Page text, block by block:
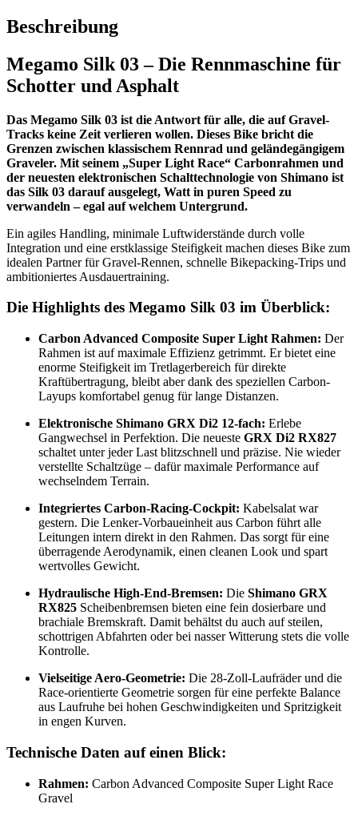
Beschreibung
Megamo Silk 03 – Die Rennmaschine für
Schotter und Asphalt
Das Megamo Silk 03 ist die Antwort für alle, die auf Gravel-
Tracks keine Zeit verlieren wollen. Dieses Bike bricht die
Grenzen zwischen klassischem Rennrad und geländegängigem
Graveler. Mit seinem „Super Light Race“ Carbonrahmen und
der neuesten elektronischen Schalttechnologie von Shimano ist
das Silk 03 darauf ausgelegt, Watt in puren Speed zu
verwandeln – egal auf welchem Untergrund.
Ein agiles Handling, minimale Luftwiderstände durch volle
Integration und eine erstklassige Steifigkeit machen dieses Bike zum
idealen Partner für Gravel-Rennen, schnelle Bikepacking-Trips und
ambitioniertes Ausdauertraining.
Die Highlights des Megamo Silk 03 im Überblick:
Carbon Advanced Composite Super Light Rahmen: Der
Rahmen ist auf maximale Effizienz getrimmt. Er bietet eine
enorme Steifigkeit im Tretlagerbereich für direkte
Kraftübertragung, bleibt aber dank des speziellen Carbon-
Layups komfortabel genug für lange Distanzen.
Elektronische Shimano GRX Di2 12-fach: Erlebe
Gangwechsel in Perfektion. Die neueste GRX Di2 RX827
schaltet unter jeder Last blitzschnell und präzise. Nie wieder
verstellte Schaltzüge – dafür maximale Performance auf
wechselndem Terrain.
Integriertes Carbon-Racing-Cockpit: Kabelsalat war
gestern. Die Lenker-Vorbaueinheit aus Carbon führt alle
Leitungen intern direkt in den Rahmen. Das sorgt für eine
überragende Aerodynamik, einen cleanen Look und spart
wertvolles Gewicht.
Hydraulische High-End-Bremsen: Die Shimano GRX
RX825 Scheibenbremsen bieten eine fein dosierbare und
brachiale Bremskraft. Damit behältst du auch auf steilen,
schottrigen Abfahrten oder bei nasser Witterung stets die volle
Kontrolle.
Vielseitige Aero-Geometrie: Die 28-Zoll-Laufräder und die
Race-orientierte Geometrie sorgen für eine perfekte Balance
aus Laufruhe bei hohen Geschwindigkeiten und Spritzigkeit
in engen Kurven.
Technische Daten auf einen Blick:
Rahmen: Carbon Advanced Composite Super Light Race
Gravel